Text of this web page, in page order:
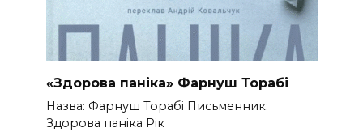
«Здорова паніка» Фарнуш Торабі
Назва: Фарнуш Торабі Письменник:
Здорова паніка Рік